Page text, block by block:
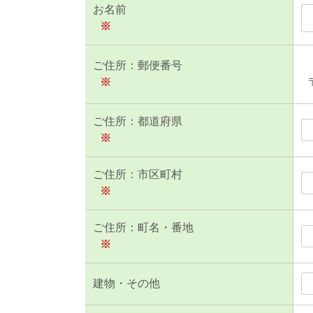
お名前
※
ご住所：郵便番号
※
ご住所：都道府県
※
ご住所：市区町村
※
ご住所：町名・番地
※
建物・その他